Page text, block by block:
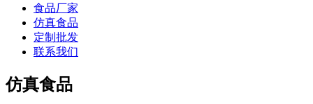
食品厂家
仿真食品
定制批发
联系我们
仿真食品